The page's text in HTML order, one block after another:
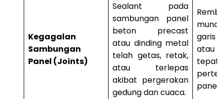
Kegagalan
Sambungan
Panel (Joints)
Sealant pada
sambungan panel
beton precast
atau dinding metal
telah getas, retak,
atau terlepas
akibat pergerakan
gedung dan cuaca.
garis
atau
panel